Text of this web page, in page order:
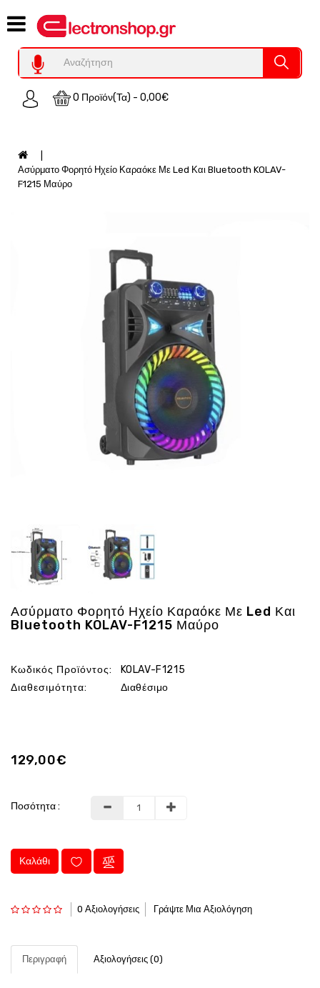
0 Προϊόν(τα) - 0,00€
Category
Υπολογιστες
REFURBISHED
Χειριστήρια
Auto
Επιγραφες
Προσφορες
Ασύρματο Φορητό Ηχείο Καραόκε Με Led Και Bluetooth KOLAV-
F1215 Μαύρο
Ασύρματο Φορητό Ηχείο Καραόκε Με Led Και
Bluetooth KOLAV-F1215 Μαύρο
Κωδικός Προϊόντος:
KOLAV-F1215
Διαθεσιμότητα:
Διαθέσιμο
129,00€
Ποσότητα :
Καλάθι
0 Αξιολογήσεις Γράψτε Μια Αξιολόγηση
Περιγραφή Αξιολογήσεις (0)